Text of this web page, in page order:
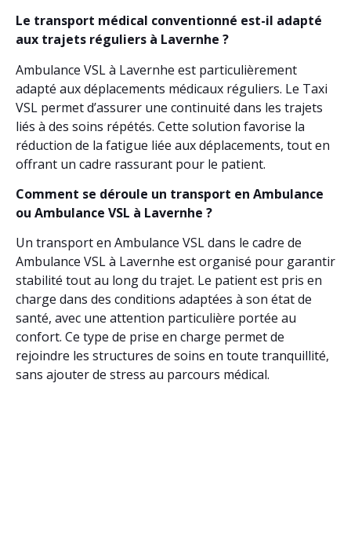
Le transport médical conventionné est-il adapté
aux trajets réguliers à Lavernhe ?
Ambulance VSL à Lavernhe est particulièrement
adapté aux déplacements médicaux réguliers. Le Taxi
VSL permet d’assurer une continuité dans les trajets
liés à des soins répétés. Cette solution favorise la
réduction de la fatigue liée aux déplacements, tout en
offrant un cadre rassurant pour le patient.
Comment se déroule un transport en Ambulance
ou Ambulance VSL à Lavernhe ?
Un transport en Ambulance VSL dans le cadre de
Ambulance VSL à Lavernhe est organisé pour garantir
stabilité tout au long du trajet. Le patient est pris en
charge dans des conditions adaptées à son état de
santé, avec une attention particulière portée au
confort. Ce type de prise en charge permet de
rejoindre les structures de soins en toute tranquillité,
sans ajouter de stress au parcours médical.